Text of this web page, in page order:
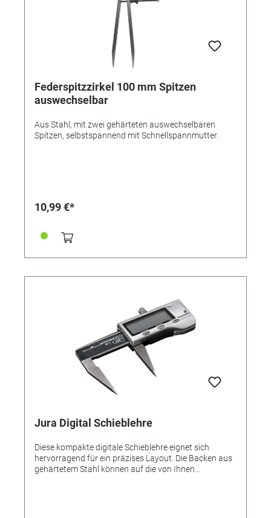
(Baby) / D (Mono) 9V Alkaline-Batterie: 9V Block (E)
1,2V NiMH/NiCd-Akkus: AAA (Micro) / AA (Mignon) / C
(Baby) / D (Mono) 1,5V Lithium-Batterien: AAA (Micro)
/ AA (Mignon) 3,6V/3,7V Li-Ion-Akkus: 14500 / 14650
/ 16340 / 17500 / 18500 / 18650 / 22650 / 26650 Die
Messung erfolgt kinderleicht mit Hilfe eines
Kontaktstiftes oder durch einfaches Andrücken an der
vorgesehenen Stelle. Stromversorgung: 1x 9V Alkaline
(nicht enthalten)
Federspitzzirkel 100 mm Spitzen
auswechselbar
Aus Stahl, mit zwei gehärteten auswechselbaren
Spitzen, selbstspannend mit Schnellspannmutter.
10,99 €*
Jura Digital Schieblehre
Diese kompakte digitale Schieblehre eignet sich
hervorragend für ein präzises Layout. Die Backen aus
gehärtetem Stahl können auf die von Ihnen